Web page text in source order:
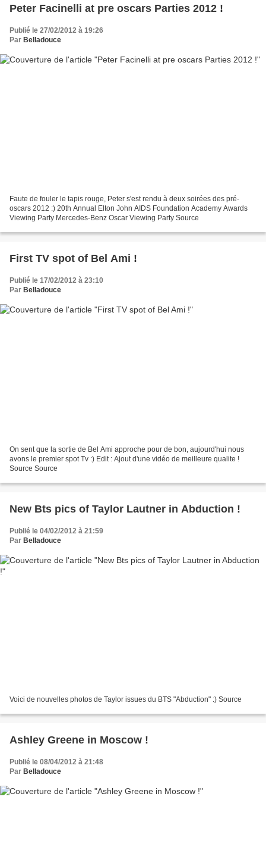
Peter Facinelli at pre oscars Parties 2012 !
Publié le 27/02/2012 à 19:26
Par Belladouce
Faute de fouler le tapis rouge, Peter s'est rendu à deux soirées des pré-
oscars 2012 :) 20th Annual Elton John AIDS Foundation Academy Awards
Viewing Party Mercedes-Benz Oscar Viewing Party Source
First TV spot of Bel Ami !
Publié le 17/02/2012 à 23:10
Par Belladouce
On sent que la sortie de Bel Ami approche pour de bon, aujourd'hui nous
avons le premier spot Tv :) Edit : Ajout d'une vidéo de meilleure qualite !
Source Source
New Bts pics of Taylor Lautner in Abduction !
Publié le 04/02/2012 à 21:59
Par Belladouce
Voici de nouvelles photos de Taylor issues du BTS "Abduction" :) Source
Ashley Greene in Moscow !
Publié le 08/04/2012 à 21:48
Par Belladouce